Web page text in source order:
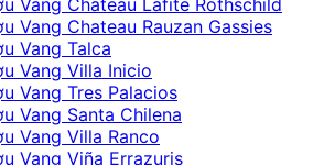
Vang Chateau Rauzan Gassies
Vang Talca
Vang Villa Inicio
Vang Tres Palacios
Vang Santa Chilena
Vang Villa Ranco
Vang Viña Errazuris